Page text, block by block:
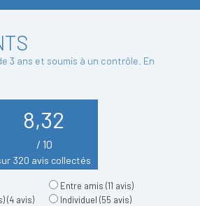
3 ans et soumis à un contrôle. En
8,32
/ 10
320 avis collectés
(4 avis)
Entre amis (11 avis)
Individuel (55 avis)